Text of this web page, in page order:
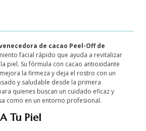
de cacao Peel-Off de
facial rápido que ayuda a revitalizar
piel. Su fórmula con cacao antioxidante
la firmeza y deja el rostro con un
y saludable desde la primera
quienes buscan un cuidado eficaz y
como en un entorno profesional.
Tu Piel